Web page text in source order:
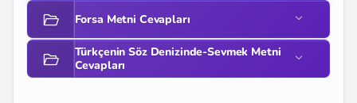
Forsa Metni Cevapları
Türkçenin Söz Denizinde-Sevmek Metni
Cevapları